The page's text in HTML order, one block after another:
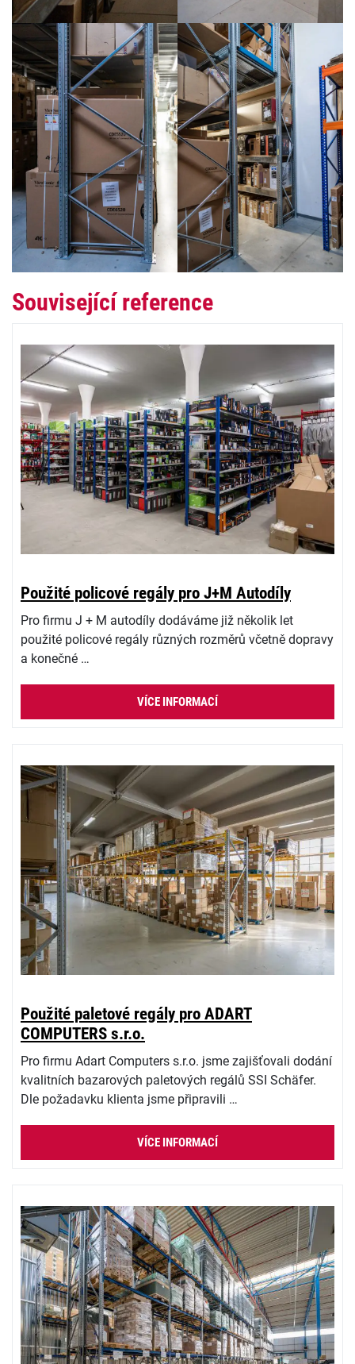
Související reference
Použité policové regály pro J+M Autodíly
Pro firmu J + M autodíly dodáváme již několik let
použité policové regály různých rozměrů včetně dopravy
a konečné …
VÍCE INFORMACÍ
Použité paletové regály pro ADART
COMPUTERS s.r.o.
Pro firmu Adart Computers s.r.o. jsme zajišťovali dodání
kvalitních bazarových paletových regálů SSI Schäfer.
Dle požadavku klienta jsme připravili …
VÍCE INFORMACÍ